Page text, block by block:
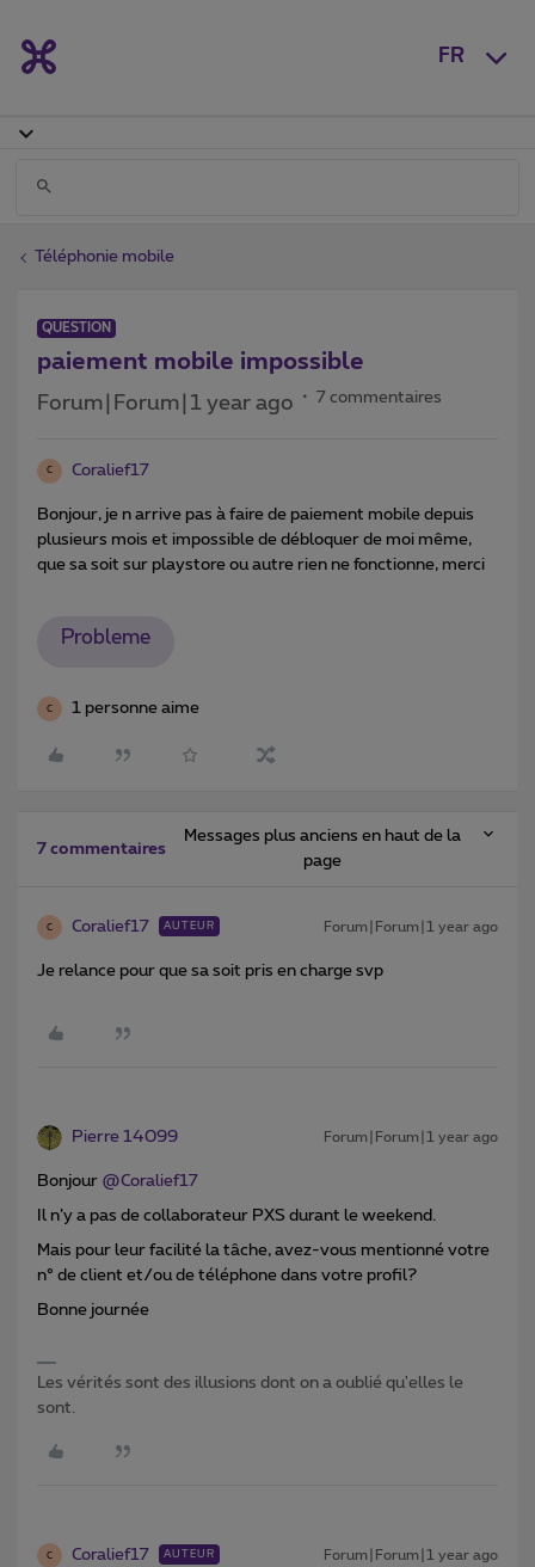
FR
Téléphonie mobile
QUESTION
paiement mobile impossible
Forum|Forum|1 year ago 7 commentaires
C Coralief17
Bonjour, je n arrive pas à faire de paiement mobile depuis
plusieurs mois et impossible de débloquer de moi même,
que sa soit sur playstore ou autre rien ne fonctionne, merci
Probleme
C 1 personne aime
7 commentaires
Messages plus anciens en haut de la
page
C Coralief17 AUTEUR Forum|Forum|1 year ago
Je relance pour que sa soit pris en charge svp
Pierre 14099 Forum|Forum|1 year ago
Bonjour @Coralief17
Il n’y a pas de collaborateur PXS durant le weekend.
Mais pour leur facilité la tâche, avez-vous mentionné votre
n° de client et/ou de téléphone dans votre profil?
Bonne journée
Les vérités sont des illusions dont on a oublié qu'elles le
sont.
C Coralief17 AUTEUR Forum|Forum|1 year ago